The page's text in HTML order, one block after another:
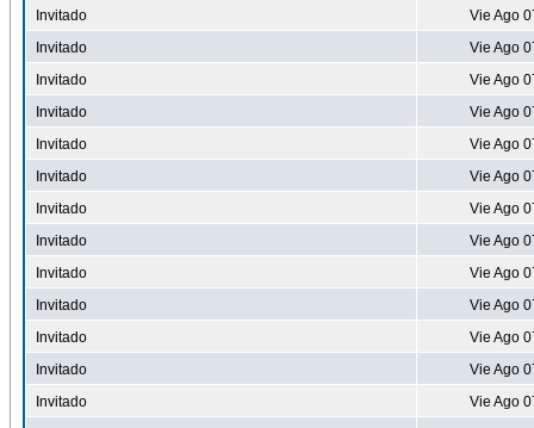
Invitado
Vie Ago
Invitado
Vie Ago
Invitado
Vie Ago
Invitado
Vie Ago
Invitado
Vie Ago
Invitado
Vie Ago
Invitado
Vie Ago
Invitado
Vie Ago
Invitado
Vie Ago
Invitado
Vie Ago
Invitado
Vie Ago
Invitado
Vie Ago
Invitado
Vie Ago